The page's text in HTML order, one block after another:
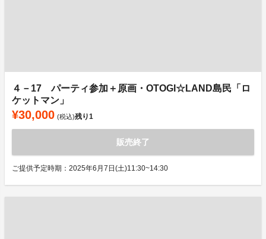
４－17 パーティ参加＋原画・OTOGI☆LAND島民「ロ
ケットマン」
¥30,000 (税込)残り1
販売終了
ご提供予定時期：2025年6月7日(土)11:30~14:30